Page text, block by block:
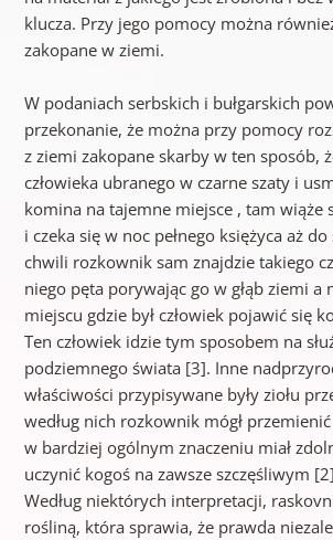
klucza. Przy jego pomocy można
zakopane w ziemi.
W podaniach serbskich i bułgarskich
przekonanie, że można przy pomocy
z ziemi zakopane skarby w ten sposób,
człowieka ubranego w czarne szaty i
komina na tajemne miejsce , tam wiąże
i czeka się w noc pełnego księżyca aż
chwili rozkownik sam znajdzie takiego
niego pęta porywając go w głąb ziemi a
miejscu gdzie był człowiek pojawić się
Ten człowiek idzie tym sposobem na
podziemnego świata [3]. Inne
właściwości przypisywane były ziołu
według nich rozkownik mógł przemienić
w bardziej ogólnym znaczeniu miał
uczynić kogoś na zawsze szczęśliwym
Według niektórych interpretacji,
rośliną, która sprawia, że prawda